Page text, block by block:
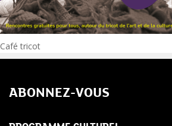
Navigation
l’article
Café tricot
ABONNEZ-VOUS